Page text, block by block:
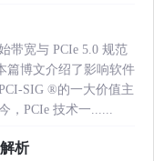
带宽与 PCIe 5.0 规范
篇博文介绍了影响软件
SIG ®的一大价值主
，PCIe 技术一......
析